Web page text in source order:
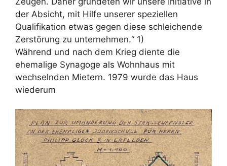
der Absicht, mit Hilfe unserer speziellen
Qualifikation etwas gegen diese schleichende
Zerstörung zu unternehmen.“ 1)
Während und nach dem Krieg diente die
ehemalige Synagoge als Wohnhaus mit
wechselnden Mietern. 1979 wurde das Haus
wiederum